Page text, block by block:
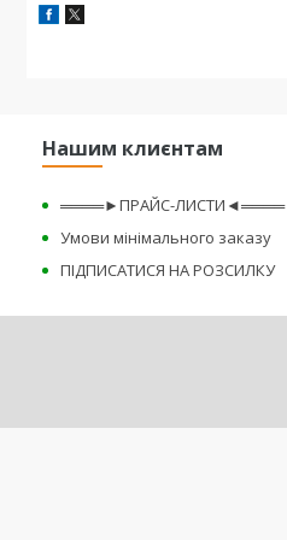
Нашим клиєнтам
════►ПРАЙС-ЛИСТИ◄════
Умови мінімального заказу
ПІДПИСАТИСЯ НА РОЗСИЛКУ